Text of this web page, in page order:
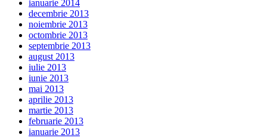
ianuarie 2014
decembrie 2013
noiembrie 2013
octombrie 2013
septembrie 2013
august 2013
iulie 2013
iunie 2013
mai 2013
aprilie 2013
martie 2013
februarie 2013
ianuarie 2013